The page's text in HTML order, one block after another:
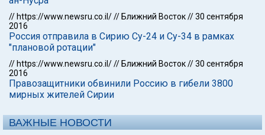
// https://www.newsru.co.il/// Ближний Восток//30 сентября
2016
Россия отправила в Сирию Су-24 и Су-34 в рамках
"плановой ротации"
// https://www.newsru.co.il/// Ближний Восток//30 сентября
2016
Правозащитники обвинили Россию в гибели 3800
мирных жителей Сирии
ВАЖНЫЕ НОВОСТИ